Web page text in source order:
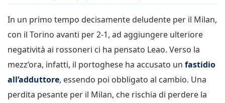
In un primo tempo decisamente deludente per il Milan,
con il Torino avanti per 2-1, ad aggiungere ulteriore
negatività ai rossoneri ci ha pensato Leao. Verso la
mezz’ora, infatti, il portoghese ha accusato un fastidio
all’adduttore, essendo poi obbligato al cambio. Una
perdita pesante per il Milan, che rischia di perdere la